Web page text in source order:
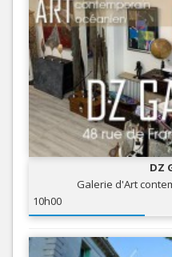
DZ
Galerie d'Art
10h00